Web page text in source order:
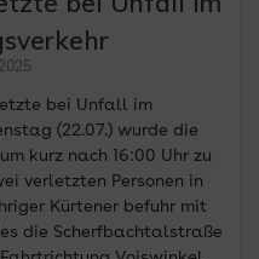
bei Unfall im
(22.07.) wurde die
kurz nach 16:00 Uhr zu
verletzten Personen in
Kürtener befuhr mit
die Scherfbachtalstraße